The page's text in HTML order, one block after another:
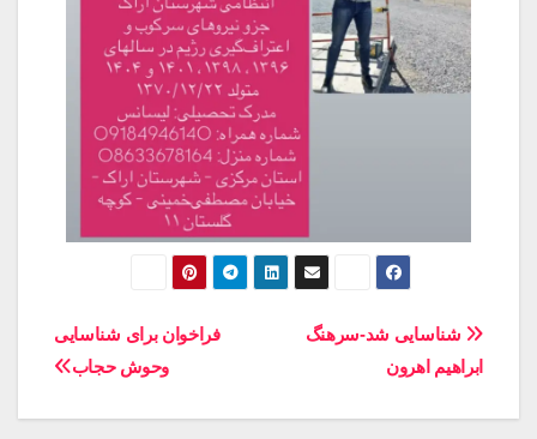
فراخوان برای شناسایی
وحوش حجاب
شناسایی شد-سرهنگ
ابراهیم اهرون